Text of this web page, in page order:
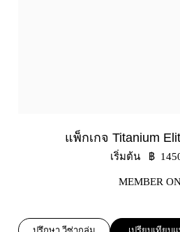
แพ็กเกจ Titanium
เริ่มต้น ฿
MEMBER